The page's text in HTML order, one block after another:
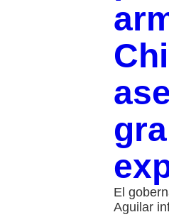
El
Aguilar